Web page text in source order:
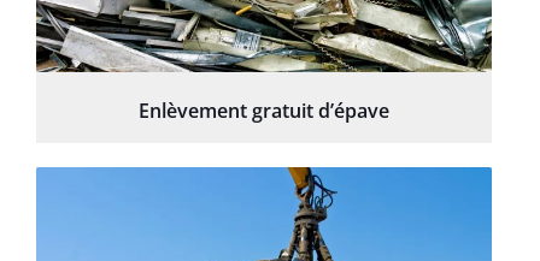
Enlèvement gratuit d’épave